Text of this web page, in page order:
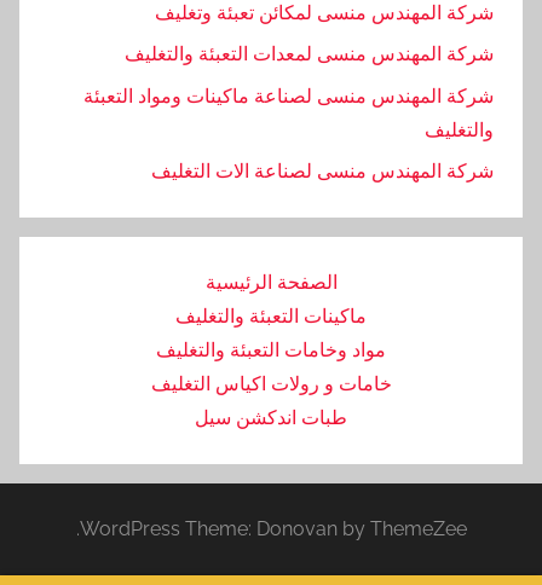
شركة المهندس منسى لمكائن تعبئة وتغليف
شركة المهندس منسى لمعدات التعبئة والتغليف
شركة المهندس منسى لصناعة ماكينات ومواد التعبئة
والتغليف
‏شركة المهندس منسى لصناعة الات التغليف
الصفحة الرئيسية
ماكينات التعبئة والتغليف
مواد وخامات التعبئة والتغليف
خامات و رولات اكياس التغليف
طبات اندكشن سيل
WordPress Theme: Donovan by ThemeZee.